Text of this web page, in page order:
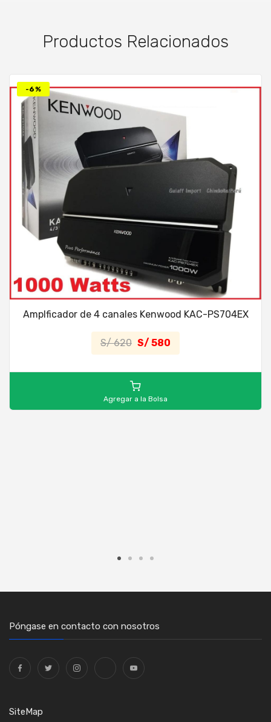
Productos Relacionados
-6%
Amplficador de 4 canales Kenwood KAC-PS704EX
S/ 620 S/ 580
Agregar a la Bolsa
Póngase en contacto con nosotros
SiteMap